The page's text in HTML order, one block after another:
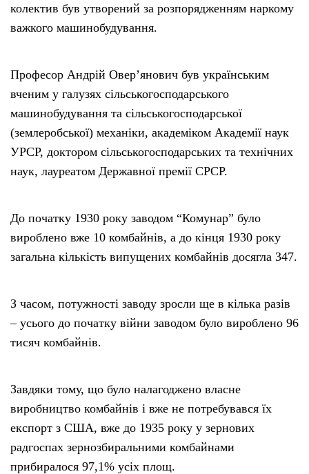
колектив був утворений за розпорядженням наркому
важкого машинобудування.
Професор Андрій Овер’янович був українським
вченим у галузях сільськогосподарського
машинобудування та сільськогосподарської
(землеробської) механіки, академіком Академії наук
УРСР, доктором сільськогосподарських та технічних
наук, лауреатом Державної премії СРСР.
До початку 1930 року заводом “Комунар” було
вироблено вже 10 комбайнів, а до кінця 1930 року
загальна кількість випущених комбайнів досягла 347.
З часом, потужності заводу зросли ще в кілька разів
– усього до початку війни заводом було вироблено 96
тисяч комбайнів.
Завдяки тому, що було налагоджено власне
виробництво комбайнів і вже не потребувався їх
експорт з США, вже до 1935 року у зернових
радгоспах зернозбиральними комбайнами
прибиралося 97,1% усіх площ.